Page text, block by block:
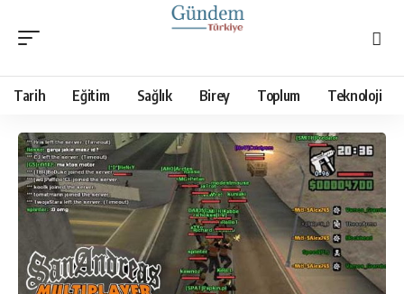
Tarih Eğitim Sağlık Birey Toplum Teknoloji